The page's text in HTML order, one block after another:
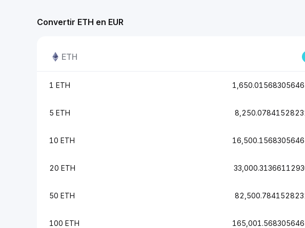
Convertir ETH en EUR
ETH
1 ETH
5 ETH
10 ETH
20 ETH
50 ETH
100 ETH